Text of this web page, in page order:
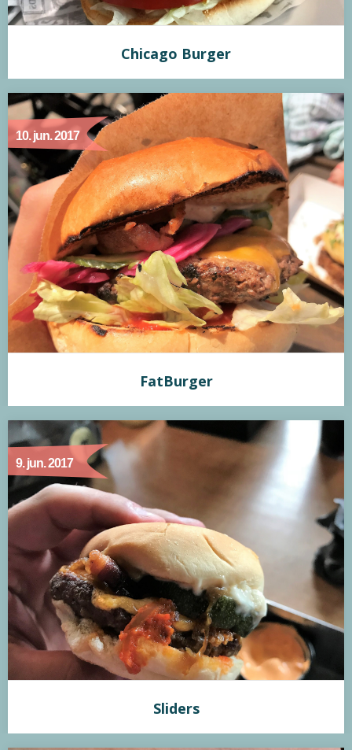
Chicago Burger
Min vurdering:
Hollywood Style burgeren fra Chicago Burger i Odense er
en okay burger. Hverken mere eller mindre. Det er ikke
Odenses bedste, men den kunne i hvert fald gøre mig glad
og mæt. Bollen er ikke hjemmelavet, hvilket trækker ned,
men kombinationen af fyld samt deres hjemmelavede
hvidløgsmayo, trækker op. En følger på min facebook side
anbefalede…
Chicago Burger
10. jun. 2017
FatBurger
Min vurdering:
På Copenhagen Street Food finder du blandt andet
FatBurger. FatBurger laver en ganske ok burger som
smager fint. Dog blev burgeren meget hurtig smattet og
bollen havde svært ved at holde på fyldet. En godkendt
burger, men ikke så god som da jeg besøgte stedet i 2016.
På min store tur i 2016 hvor jeg besøgte…
FatBurger
9. jun. 2017
Sliders